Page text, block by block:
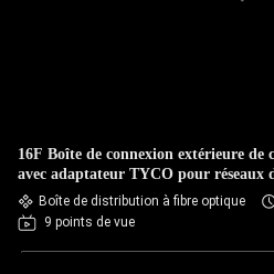
16F Boîte de connexion extérieure de
avec adaptateur TYCO pour réseaux
Boîte de distribution à fibre optique
9 points de vue